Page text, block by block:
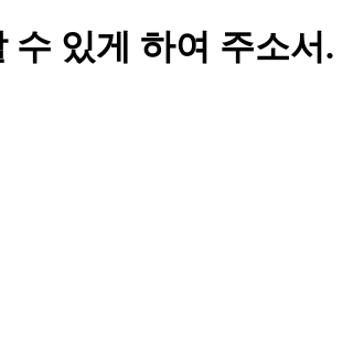
수 있게 하여 주소서.